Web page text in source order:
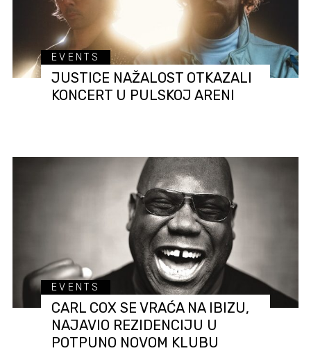
EVENTS
JUSTICE NAŽALOST OTKAZALI
KONCERT U PULSKOJ ARENI
EVENTS
CARL COX SE VRAĆA NA IBIZU,
NAJAVIO REZIDENCIJU U
POTPUNO NOVOM KLUBU